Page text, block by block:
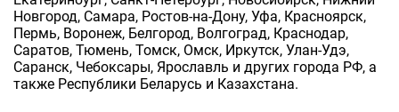
Новгород, Самара, Ростов-на-Дону, Уфа, Красноярск,
Пермь, Воронеж, Белгород, Волгоград, Краснодар,
Саратов, Тюмень, Томск, Омск, Иркутск, Улан-Удэ,
Саранск, Чебоксары, Ярославль и других города РФ, а
также Республики Беларусь и Казахстана.